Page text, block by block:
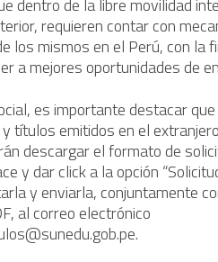
requieren contar con
los mismos en el Perú, con la
a mejores oportunidades de
es importante destacar
títulos emitidos en el
descargar el formato de
y dar click a la opción
y enviarla, conjuntamente
al correo electrónico
.